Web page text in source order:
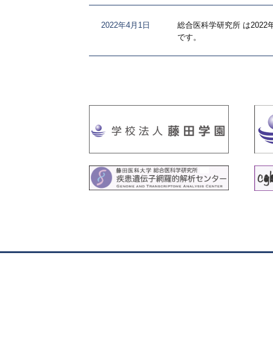
2022年4月1日
総合医科学研究所 は2022
です。